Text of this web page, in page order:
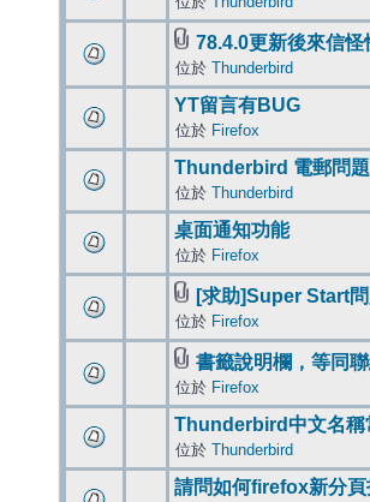
78.4.0更新後來信怪
位於 Thunderbird
YT留言有BUG
位於 Firefox
Thunderbird 電郵問題
位於 Thunderbird
桌面通知功能
位於 Firefox
[求助]Super Start
位於 Firefox
書籤說明欄，等同
位於 Firefox
Thunderbird中文名稱
位於 Thunderbird
請問如何firefox新分